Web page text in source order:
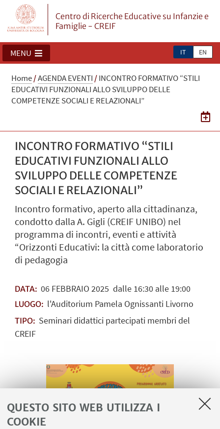
QUESTO SITO WEB UTILIZZA I
COOKIE
Centro di Ricerche Educative su Infanzie e
Famiglie - CREIF
IT EN
MENU
Home/AGENDA EVENTI /INCONTRO FORMATIVO “STILI
EDUCATIVI FUNZIONALI ALLO SVILUPPO DELLE
COMPETENZE SOCIALI E RELAZIONALI”
INCONTRO FORMATIVO “STILI
EDUCATIVI FUNZIONALI ALLO
SVILUPPO DELLE COMPETENZE
SOCIALI E RELAZIONALI”
Incontro formativo, aperto alla cittadinanza,
condotto dalla A. Gigli (CREIF UNIBO) nel
programma di incontri, eventi e attività
“Orizzonti Educativi: la città come laboratorio
di pedagogia
DATA: 06FEBBRAIO 2025 dalle 16:30 alle 19:00
LUOGO: l'Auditorium Pamela Ognissanti Livorno
TIPO: Seminari didattici partecipati membri del
CREIF